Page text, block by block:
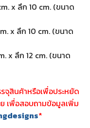
x ลึก 10 cm. (ขนาด
x ลึก 10 cm. (ขนาด
x ลึก 12 cm. (ขนาด
จุสินค้าหรือเพื่อประหยัด
เพื่อสอบถามข้อมูลเพิ่ม
*